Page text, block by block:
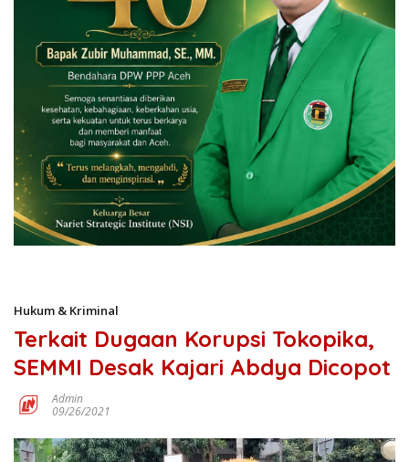
Hukum & Kriminal
Terkait Dugaan Korupsi Tokopika,
SEMMI Desak Kajari Abdya Dicopot
Admin
09/26/2021